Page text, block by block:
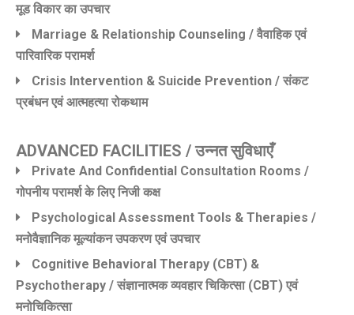
मूड विकार का उपचार
Marriage & Relationship Counseling / वैवाहिक एवं
पारिवारिक परामर्श
Crisis Intervention & Suicide Prevention / संकट
प्रबंधन एवं आत्महत्या रोकथाम
ADVANCED FACILITIES / उन्नत सुविधाएँ
Private And Confidential Consultation Rooms /
गोपनीय परामर्श के लिए निजी कक्ष
Psychological Assessment Tools & Therapies /
मनोवैज्ञानिक मूल्यांकन उपकरण एवं उपचार
Cognitive Behavioral Therapy (CBT) &
Psychotherapy / संज्ञानात्मक व्यवहार चिकित्सा (CBT) एवं
मनोचिकित्सा